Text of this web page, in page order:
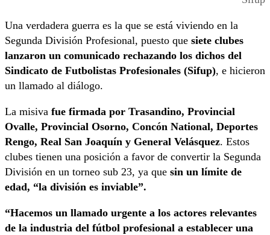
Una verdadera guerra es la que se está viviendo en la
Segunda División Profesional, puesto que siete clubes
lanzaron un comunicado rechazando los dichos del
Sindicato de Futbolistas Profesionales (Sifup), e hicieron
un llamado al diálogo.
La misiva fue firmada por Trasandino, Provincial
Ovalle, Provincial Osorno, Concón National, Deportes
Rengo, Real San Joaquín y General Velásquez. Estos
clubes tienen una posición a favor de convertir la Segunda
División en un torneo sub 23, ya que sin un límite de
edad, “la división es inviable”.
“Hacemos un llamado urgente a los actores relevantes
de la industria del fútbol profesional a establecer una